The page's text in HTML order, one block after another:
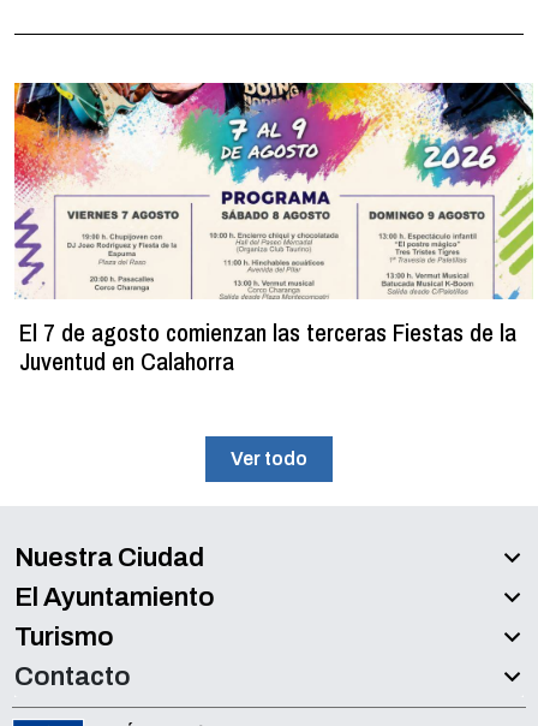
El 7 de agosto comienzan las terceras Fiestas de la
Juventud en Calahorra
Ver todo
Nuestra Ciudad
El Ayuntamiento
Turismo
Contacto